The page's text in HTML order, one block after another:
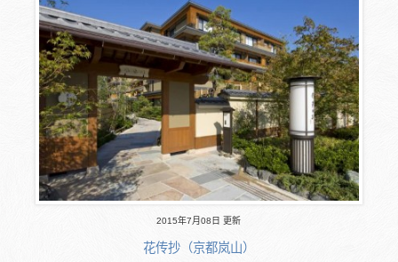
2015年7月08日 更新
花传抄（京都岚山）